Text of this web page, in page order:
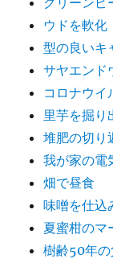
ウドを軟化
型の良いキ
サヤエンド
コロナウイ
里芋を掘り
堆肥の切り
我が家の電
畑で昼食
味噌を仕込
夏蜜柑のマ
樹齢50年